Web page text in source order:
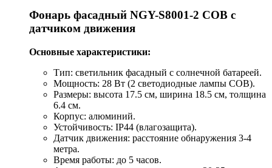
Фонарь фасадный NGY-S8001-2 COB с
датчиком движения
Основные характеристики:
Тип: светильник фасадный с солнечной батареей.
Мощность: 28 Вт (2 светодиодные лампы COB).
Размеры: высота 17.5 см, ширина 18.5 см, толщина
6.4 см.
Корпус: алюминий.
Устойчивость: IP44 (влагозащита).
Датчик движения: расстояние обнаружения 3-4
метра.
Время работы: до 5 часов.